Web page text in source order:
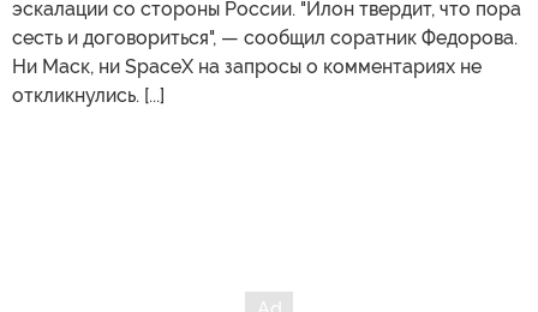
эскалации со стороны России. "Илон твердит, что пора
сесть и договориться", — сообщил соратник Федорова.
Ни Маск, ни SpaceX на запросы о комментариях не
откликнулись. [...]